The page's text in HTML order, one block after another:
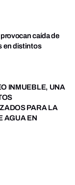
caída de
en distintos
INMUEBLE, UNA
PARA LA
AGUA EN